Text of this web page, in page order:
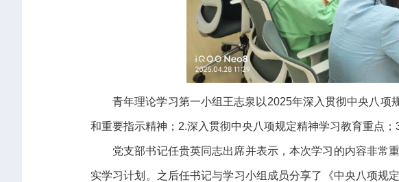
青年理论学习第一小组王志泉以2025年深入贯彻中央八
和重要指示精神；2.深入贯彻中央八项规定精神学习教育重点
党支部书记任贵英同志出席并表示，本次学习的内容非常
实学习计划。之后任书记与学习小组成员分享了《中央八项规